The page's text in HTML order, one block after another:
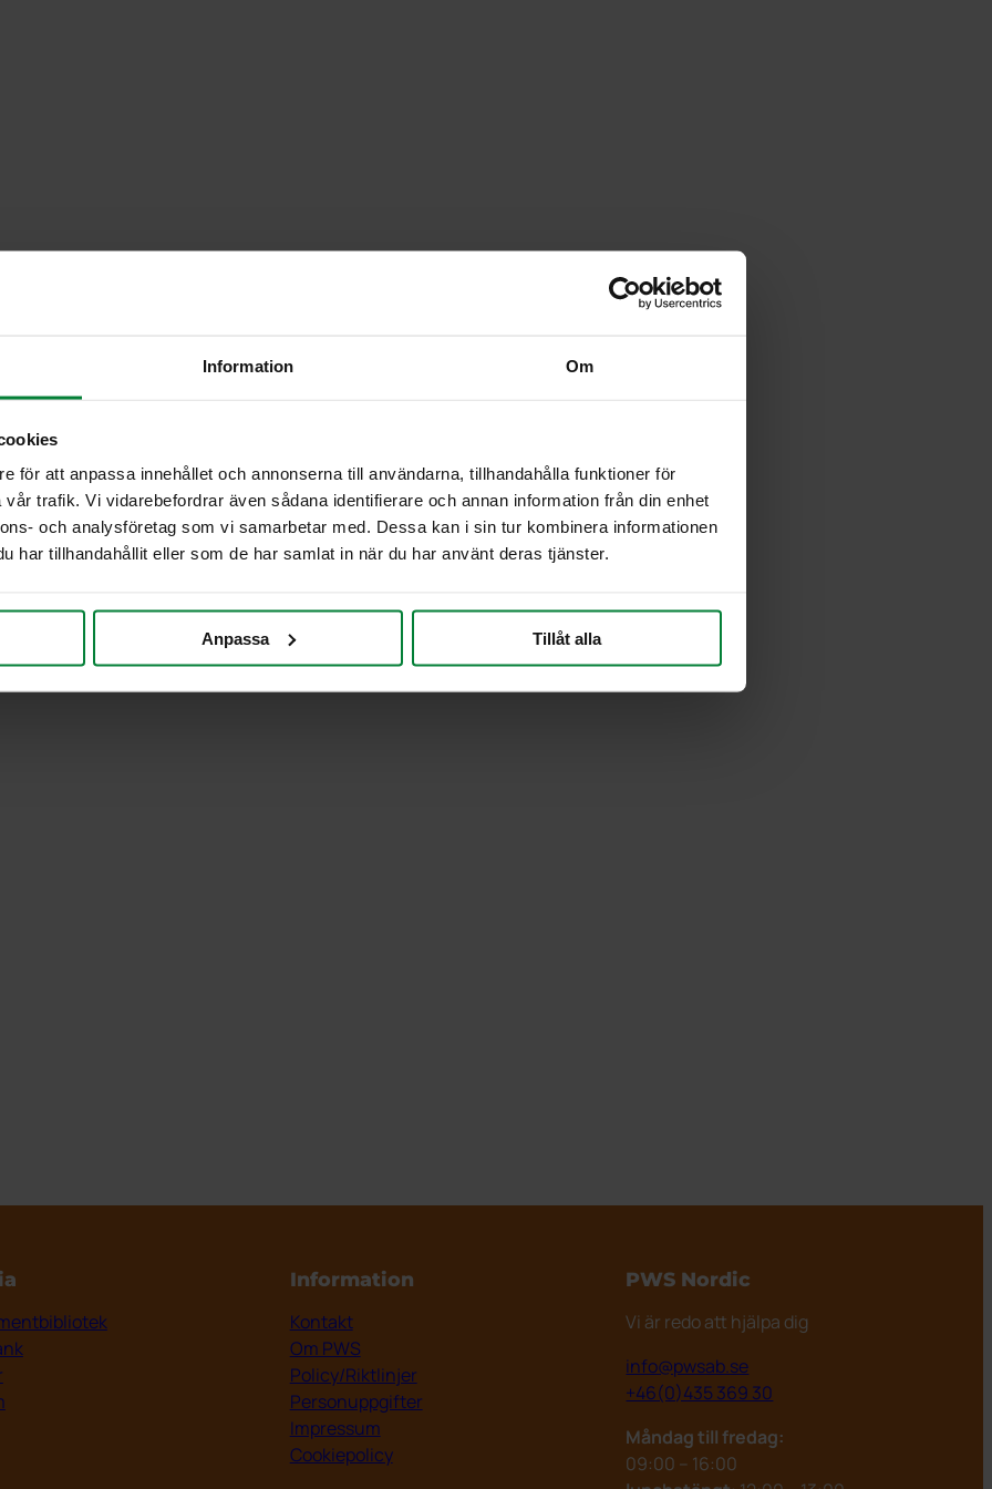
Information Om
för att anpassa innehållet och annonserna till användarna, tillhandahålla funktioner för
trafik. Vi vidarebefordrar även sådana identifierare och annan information från din enhet
och analysföretag som vi samarbetar med. Dessa kan i sin tur kombinera informationen
har tillhandahållit eller som de har samlat in när du har använt deras tjänster.
Anpassa Tillåt alla
Information
Kontakt
Om PWS
Policy/Riktlinjer
Personuppgifter
Impressum
Cookiepolicy
PWS Nordic
Vi är redo att hjälpa dig
info@pwsab.se
+46(0)435 369 30
Måndag till fredag:
09:00 – 16:00